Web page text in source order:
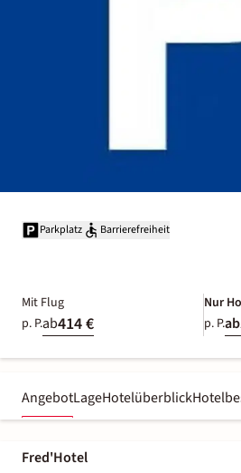
Parkplatz Barrierefreiheit
Mit Flug
p. P.ab414 €
Nur
p. P.ab
AngebotLageHotelüberblick
Fred'Hotel